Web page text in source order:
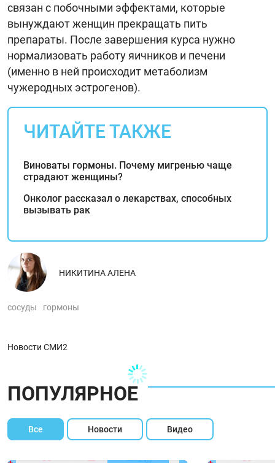
связан с побочными эффектами, которые
вынуждают женщин прекращать пить
препараты. После завершения курса нужно
нормализовать работу яичников и печени
(именно в ней происходит метаболизм
чужеродных эстрогенов).
ЧИТАЙТЕ ТАКЖЕ
Виноваты гормоны. Почему мигренью чаще
страдают женщины?
Онколог рассказал о лекарствах, способных
вызывать рак
НИКИТИНА АЛЕНА
сосуды гормоны
Новости СМИ2
ПОПУЛЯРНОЕ
Все Новости Видео